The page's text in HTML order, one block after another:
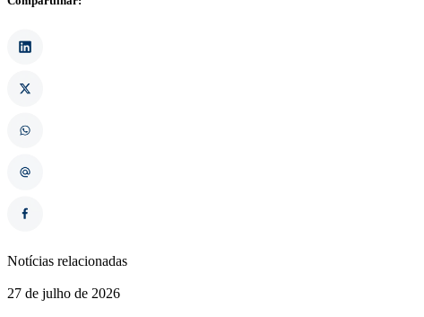
Notícias relacionadas
27 de julho de 2026